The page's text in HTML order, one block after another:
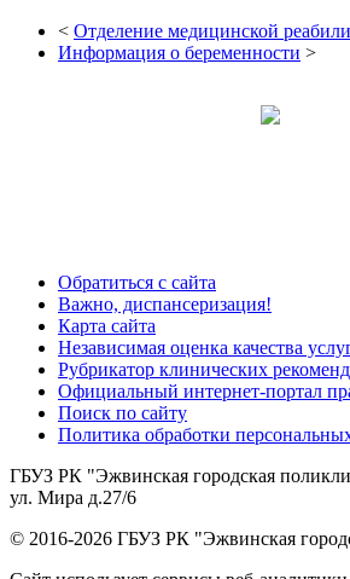
< Отделение медицинской
Информация о беременности >
Обратиться с сайта
Важно, диспансеризация!
Карта сайта
Независимая оценка качества
Рубрикатор клинических
Официальный интернет-портал
Поиск по сайту
Политика обработки
ГБУЗ РК "Эжвинская городская
ул. Мира д.27/6
© 2016-2026 ГБУЗ РК "Эжвинская